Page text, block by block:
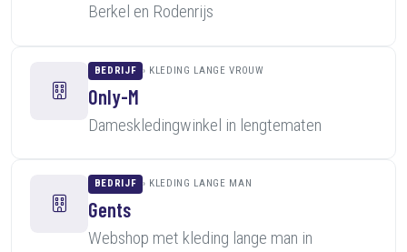
Berkel en Rodenrijs
BEDRIJF KLEDING LANGE VROUW
Only-M
Dameskledingwinkel in lengtematen
BEDRIJF KLEDING LANGE MAN
Gents
Webshop met kleding lange man in